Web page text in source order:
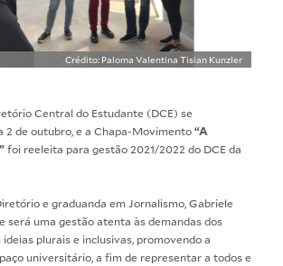
Crédito: Paloma Valentina Tisian Kunzler
Central do Estudante (DCE) se
2 de outubro, e a Chapa-Movimento“A
foi reeleita para gestão 2021/2022 do DCE da
e graduanda em Jornalismo, Gabriele
será uma gestão atenta às demandas dos
plurais e inclusivas, promovendo a
universitário, a fim de representar a todos e